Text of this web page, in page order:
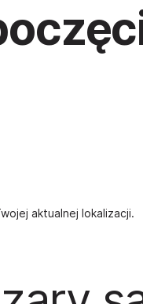
aktualnej lokalizacji.